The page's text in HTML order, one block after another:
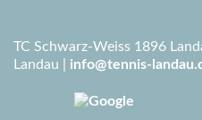
TC Schwarz-Weiss 1896
Landau | info@tennis-